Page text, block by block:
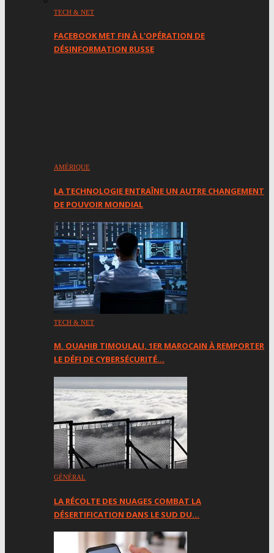
TECH & NET
FACEBOOK MET FIN À L’OPÉRATION DE
DÉSINFORMATION RUSSE
AMÉRIQUE
LA TECHNOLOGIE ENTRAÎNE UN AUTRE CHANGEMENT
DE POUVOIR MONDIAL
TECH & NET
M. OUAHIB TIMOULALI, 1ER MAROCAIN À REMPORTER
LE DÉFI DE CYBERSÉCURITÉ…
GÉNÉRAL
LA RÉCOLTE DES NUAGES ​​COMBAT LA
DÉSERTIFICATION DANS LE SUD DU…